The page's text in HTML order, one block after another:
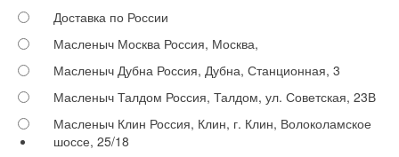
Доставка по России
Масленыч Москва Россия, Москва,
Масленыч Дубна Россия, Дубна, Станционная, 3
Масленыч Талдом Россия, Талдом, ул. Советская, 23В
Масленыч Клин Россия, Клин, г. Клин, Волоколамское
шоссе, 25/18